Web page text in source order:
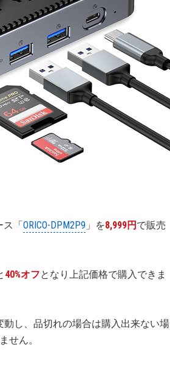
ス「ORICO-DPM2P9 」を8,999円 で販売
40%オフとなり上記価格で購入できま
動し、品切れの場合は購入出来ない場
せん。